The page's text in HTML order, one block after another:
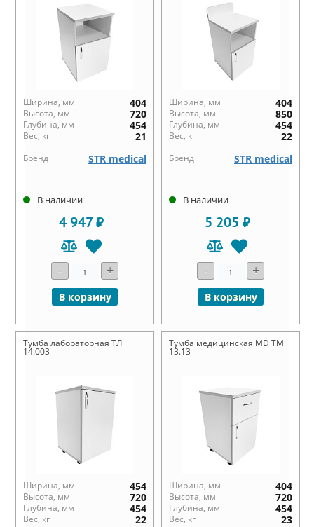
Ширина, мм 404
Высота, мм 720
Глубина, мм 454
Вес, кг 21
Бренд STR medical
В наличии
4 947 ₽
- +
В корзину
Ширина, мм 404
Высота, мм 850
Глубина, мм 454
Вес, кг 22
Бренд STR medical
В наличии
5 205 ₽
- +
В корзину
Тумба лабораторная ТЛ
14.003
Ширина, мм 454
Высота, мм 720
Глубина, мм 454
Вес, кг 22
Тумба медицинская MD ТМ
13.13
Ширина, мм 404
Высота, мм 720
Глубина, мм 454
Вес, кг 23